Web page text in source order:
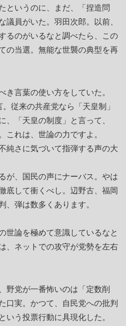
というのに、まだ、「捏造問
議員がいた。羽田次郎。以前、
るのがいるなと調べたら、この
の当選。無能な世襲の典型を再
き言葉の使い方をしていた。
従来の共産党なら「天皇制」
、「天皇の制度」と言って、
これは、世論の力ですよ。
純さに気づいて指弾する声の大
が、国民の声にナーバス。やは
底して衝くべし。辺野古、福岡
、弾は数多くあります。
世論を極めて意識しているなと
、ネットでの攻守が党勢を左右
野党が一番怖いのは「定数削
口実。かつて、自民党への批判
いう投票行動に具現化した。